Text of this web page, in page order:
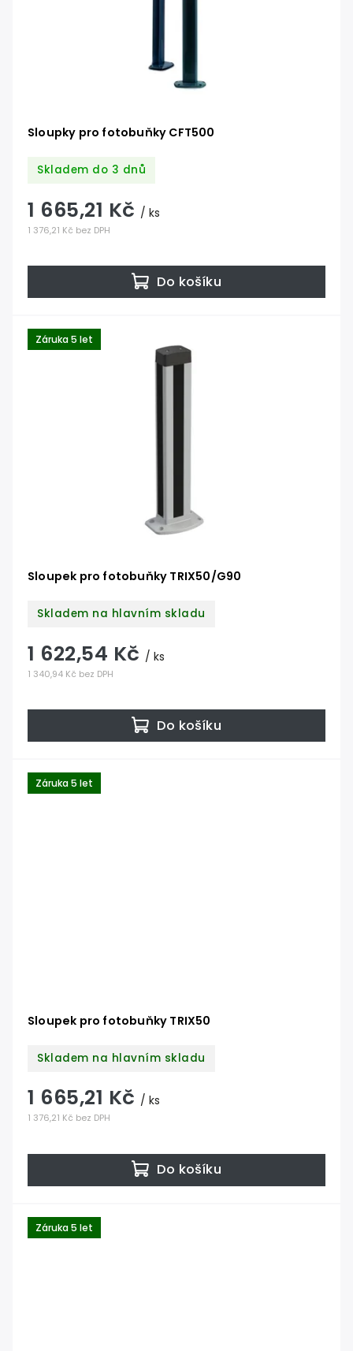
Sloupky pro fotobuňky CFT500
Skladem do 3 dnů
1 376,21 Kč bez DPH
1 665,21 Kč / ks
Do košíku
Záruka 5 let
Sloupek pro fotobuňky TRIX50/G90
Skladem na hlavním skladu
1 340,94 Kč bez DPH
1 622,54 Kč / ks
Do košíku
Záruka 5 let
Sloupek pro fotobuňky TRIX50
Skladem na hlavním skladu
1 376,21 Kč bez DPH
1 665,21 Kč / ks
Do košíku
Záruka 5 let